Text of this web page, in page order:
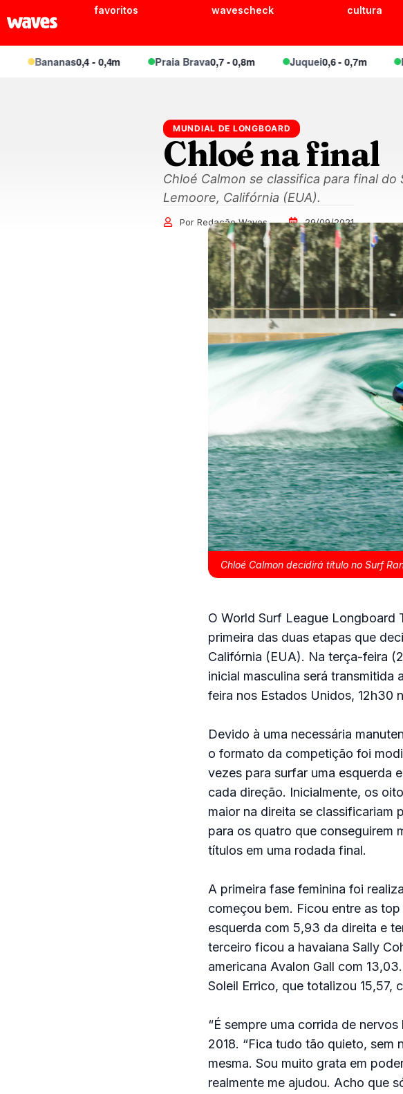
favoritos wavescheck cultura
Bananas0,4 - 0,4m Praia Brava 0,7 - 0,8m Juquei0,6 - 0,7m
MUNDIAL DE LONGBOARD
Chloé na final
Chloé Calmon se classifica para final
Lemoore, Califórnia (EUA).
Por Redação Waves 29/09/2021
Chloé Calmon decidirá título no Surf
O World Surf League Longboard
primeira das duas etapas que
Califórnia (EUA). Na terça-feira
inicial masculina será transmitida
feira nos Estados Unidos, 12h30
Devido à uma necessária
o formato da competição foi
vezes para surfar uma esquerda
cada direção. Inicialmente, os
maior na direita se classificariam
para os quatro que conseguirem
títulos em uma rodada final.
A primeira fase feminina foi
começou bem. Ficou entre as
esquerda com 5,93 da direita e
terceiro ficou a havaiana Sally
americana Avalon Gall com
Soleil Errico, que totalizou 15,57,
“É sempre uma corrida de
2018. “Fica tudo tão quieto, sem
mesma. Sou muito grata em
realmente me ajudou. Acho que